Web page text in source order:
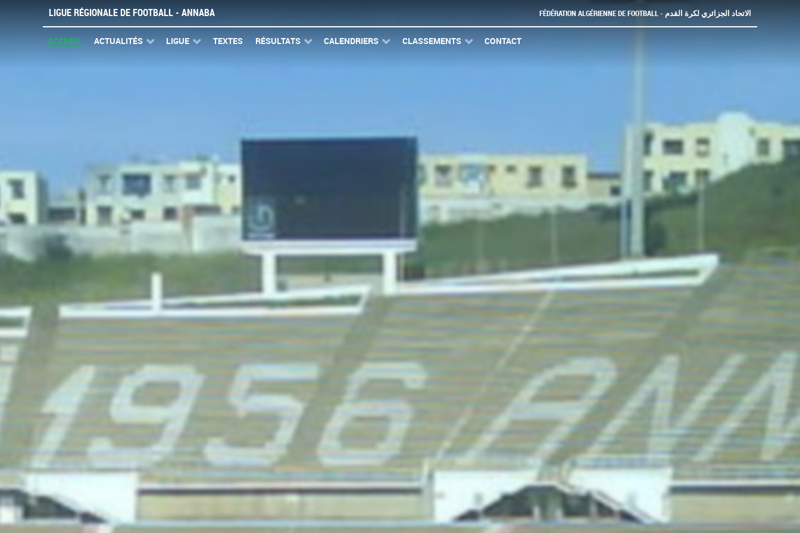
LIGUE RÉGIONALE DE FOOTBALL - ANNABA FÉDÉRATION ALGÉRIENNE DE FOOTBALL - الاتحاد الجزائري لكرة القدم
ACCUEIL ACTUALITÉS LIGUE TEXTES RÉSULTATS CALENDRIERS CLASSEMENTS CONTACT